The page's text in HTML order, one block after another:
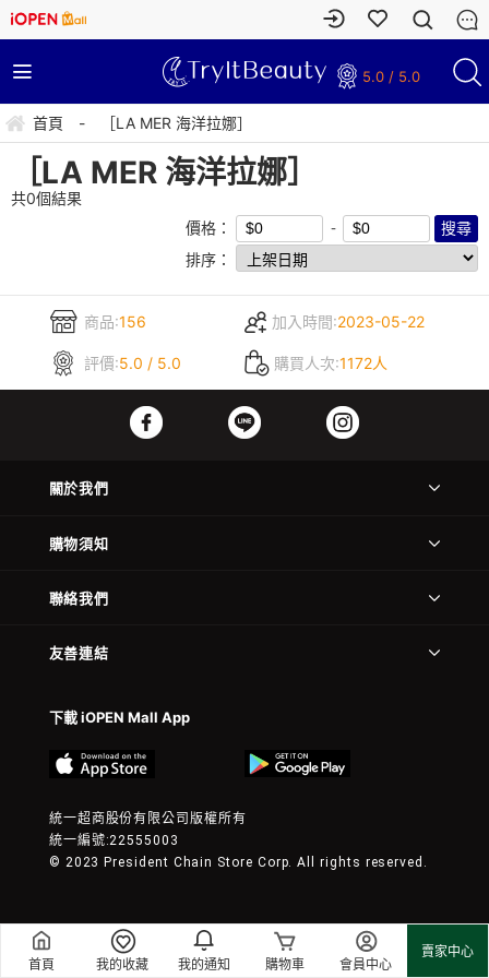
首頁 我的收藏 我的通知 購物車 會員中心
賣家中心
5.0 / 5.0
首頁 - ［LA MER 海洋拉娜］
［LA MER 海洋拉娜］
共0個結果
價格：
排序：
商品:156 加入時間:2023-05-22
評價:5.0 / 5.0 購買人次:1172人
關於我們
購物須知
聯絡我們
友善連結
下載 iOPEN Mall App
統一超商股份有限公司版權所有
統一編號:22555003
© 2023 President Chain Store Corp. All rights reserved.